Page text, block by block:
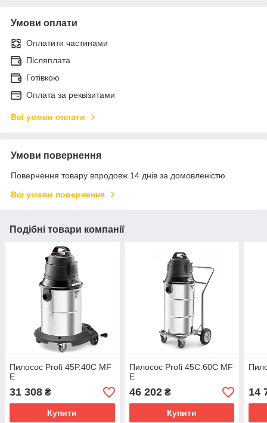
Умови оплати
Оплатити частинами
Післяплата
Готівкою
Оплата за реквізитами
Всі умови оплати
Умови повернення
Повернення товару впродовж 14 днів за домовленістю
Всі умови повернення
Подібні товари компанії
Пилосос Profi 45P.40C MF
E
31 308 ₴
Купити
Пилосос Profi 45C.60C MF
E
46 202₴
Купити
14